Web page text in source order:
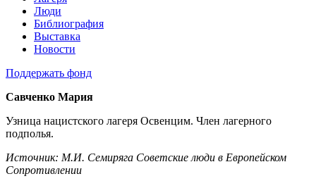
Люди
Библиография
Выставка
Новости
Поддержать фонд
Савченко Мария
Узница нацистского лагеря Освенцим. Член лагерного
подполья.
Источник: М.И. Семиряга Советские люди в Европейском
Сопротивлении